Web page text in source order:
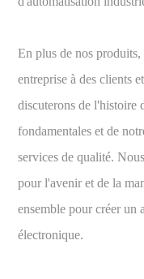
En plus de nos produits,
entreprise à des clients
discuterons de l'histoire
fondamentales et de
services de qualité.
pour l'avenir et de la
ensemble pour créer
électronique.